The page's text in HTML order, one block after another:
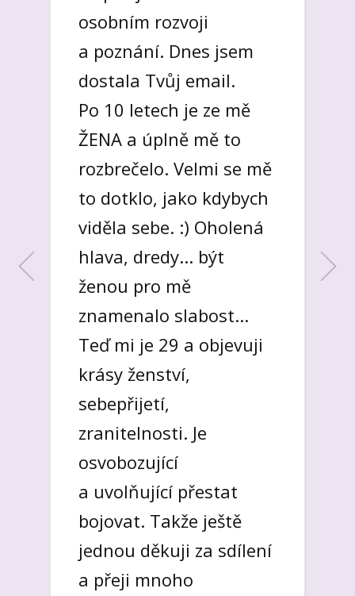
osobním rozvoji
a poznání. Dnes jsem
dostala Tvůj email.
Po 10 letech je ze mě
ŽENA a úplně mě to
rozbrečelo. Velmi se mě
to dotklo, jako kdybych
viděla sebe. :) Oholená
hlava, dredy... být
ženou pro mě
znamenalo slabost...
Teď mi je 29 a objevuji
krásy ženství,
sebepřijetí,
zranitelnosti. Je
osvobozující
a uvolňující přestat
bojovat. Takže ještě
jednou děkuji za sdílení
a přeji mnoho
se mi, že se obklopuješ
kvalitními lektorkami,
které vskutku mají co
předat. Jsou to ženy,
kterých si vážím. Samy
mají silné životní
příběhy a nepřestávají
se rozvíjet. Jsou to ženy,
které vědí, že nikdy není
hotovo. A přesto šíří
lásku, osvětu
v důležitých aspektech
života. Přesto také žijí
obyčejný život. Jsou
jedny z nás."
Radu
Renata